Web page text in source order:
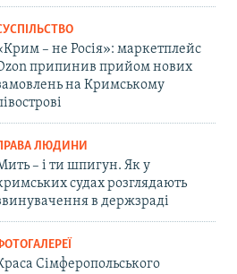
– не Росія»: маркетплейс
припинив прийом нових
на Кримському
ЛЮДИНИ
– і ти шпигун. Як у
судах розглядають
в держзраді
Сімферопольського